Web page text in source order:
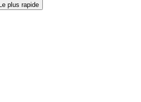
plus rapide